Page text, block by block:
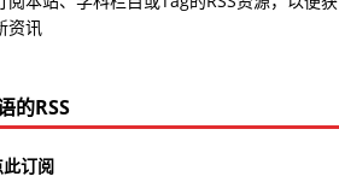
资讯
的RSS
订阅